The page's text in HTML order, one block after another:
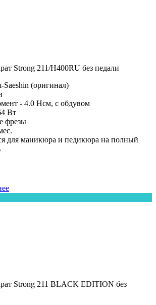
Strong 211/H400RU без педали
(оригинал)
- 4.0 Нсм, с обдувом
Вт
фрезы
для маникюра и педикюра на полный
Strong 211 BLACK EDITION без